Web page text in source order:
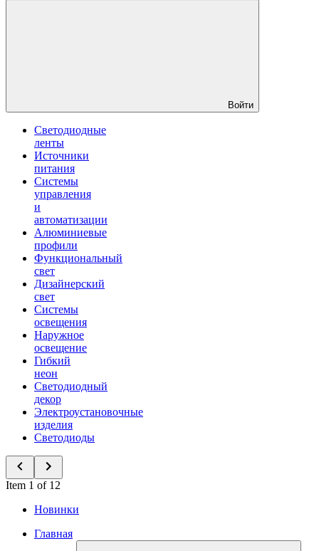
Войти
Светодиодные
ленты
Источники
питания
Системы
управления
и
автоматизации
Алюминиевые
профили
Функциональный
свет
Дизайнерский
свет
Системы
освещения
Наружное
освещение
Гибкий
неон
Светодиодный
декор
Электроустановочные
изделия
Светодиоды
Item 1 of 12
Новинки
Главная